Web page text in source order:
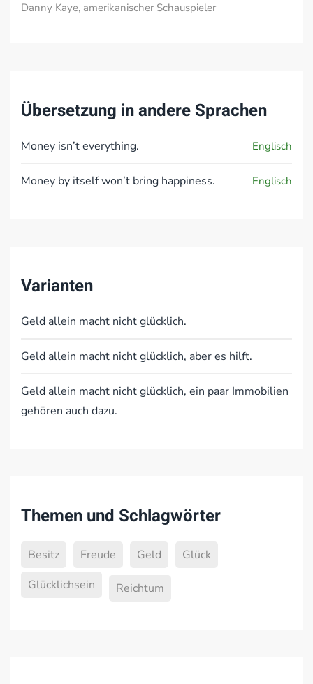
Danny Kaye, amerikanischer Schauspieler
Übersetzung in andere Sprachen
Money isn’t everything. Englisch
Money by itself won’t bring happiness. Englisch
Varianten
Geld allein macht nicht glücklich.
Geld allein macht nicht glücklich, aber es hilft.
Geld allein macht nicht glücklich, ein paar Immobilien
gehören auch dazu.
Themen und Schlagwörter
Besitz Freude Geld
Glück
Glücklichsein
Reichtum